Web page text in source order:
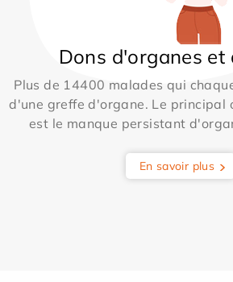
Dons d'organes et
Plus de 14400 malades qui
d'une greffe d'organe. Le principal
est le manque persistant
En savoir plus